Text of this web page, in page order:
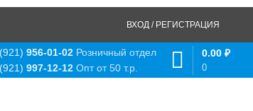
ВХОД / РЕГИСТРАЦИЯ
956-01-02 Розничный отдел
997-12-12 Опт от 50 т.р. 0
0.00 ₽